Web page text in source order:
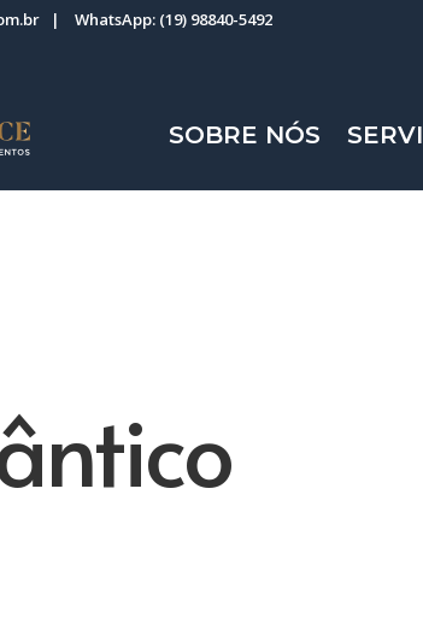
| WhatsApp: (19) 98840-5492
SOBRE NÓS